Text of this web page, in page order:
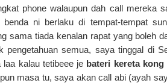
phone walaupun dah call mereka
ni berlaku di tempat-tempat
sama tiada kenalan rapat yang boleh
pengetahuan semua, saya tinggal di
kalau tetibeee je bateri kereta kong
masa tu, saya akan call abi (ayah